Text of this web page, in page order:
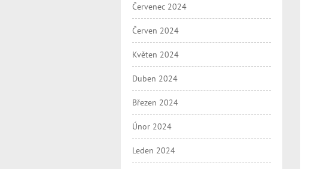
Červenec 2024
Červen 2024
Květen 2024
Duben 2024
Březen 2024
Únor 2024
Leden 2024